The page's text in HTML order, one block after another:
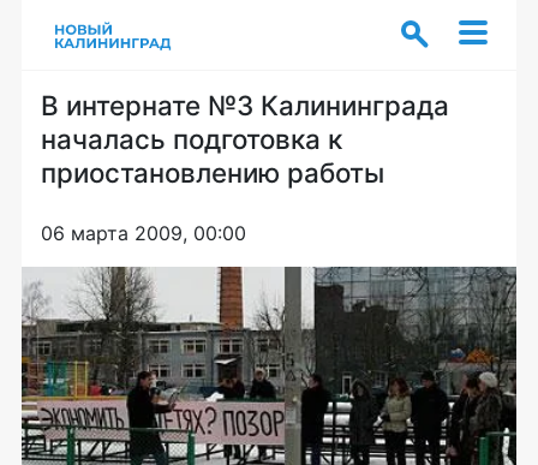
В интернате №3 Калининграда
началась подготовка к
приостановлению работы
06 марта 2009, 00:00